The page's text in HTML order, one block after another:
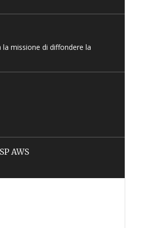
missione di diffondere la
AWS